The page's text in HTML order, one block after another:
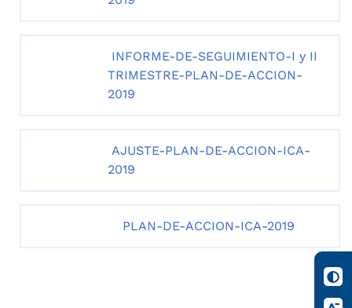
INFORME-DE-SEGUIMIENTO-I y II
TRIMESTRE-PLAN-DE-ACCION-
2019
AJUSTE-PLAN-DE-ACCION-ICA-
2019
PLAN-DE-ACCION-ICA-2019